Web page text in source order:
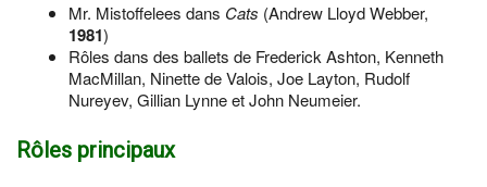
Mr. Mistoffelees dans Cats (Andrew Lloyd Webber,
1981)
Rôles dans des ballets de Frederick Ashton, Kenneth
MacMillan, Ninette de Valois, Joe Layton, Rudolf
Nureyev, Gillian Lynne et John Neumeier.
Rôles principaux